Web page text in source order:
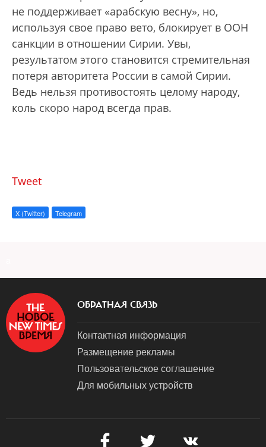
не поддерживает «арабскую весну», но,
используя свое право вето, блокирует в ООН
санкции в отношении Сирии. Увы,
результатом этого становится стремительная
потеря авторитета России в самой Сирии.
Ведь нельзя противостоять целому народу,
коль скоро народ всегда прав.
Tweet
X (Twitter) Telegram
ОБРАТНАЯ СВЯЗЬ
Контактная информация
Размещение рекламы
Пользовательское соглашение
Для мобильных устройств